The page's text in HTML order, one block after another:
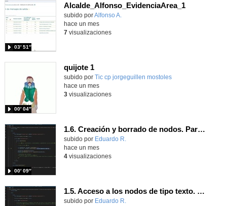
Alcalde_Alfonso_EvidenciaArea_1
Contenido educativo.
subido porAlfonso A.
03′ 51″
hace un mes
7visualizaciones
quijote 1
subido por Tic cp jorgeguillen mostoles
00′ 04″
-
hace un mes
3visualizaciones
1.6. Creación y borrado de nodos. Parte 1.
Contenido educativo.
subido por Eduardo R.
00′ 09″
hace un mes
4visualizaciones
1.5. Acceso a los nodos de tipo texto. Parte 1.
Contenido educativo.
subido por Eduardo R.